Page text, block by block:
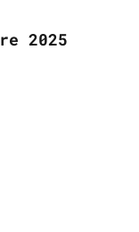
2025